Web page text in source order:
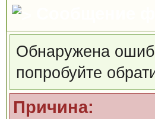
Обнаружена
попробуйте
Причина: